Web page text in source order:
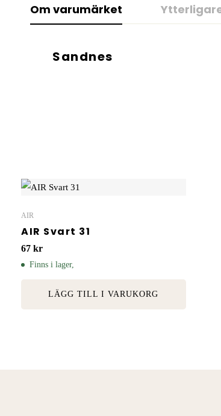
Om varumärket
Sandnes
AIR
AIR Svart 31
67 kr
Finns i lager,
LÄGG TILL I VARUKORG